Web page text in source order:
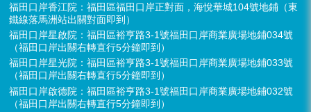
福田口岸香江院：福田區福田口岸正對面，海悅華城104號地鋪（東
鐵線落馬洲站出關對面即到）
福田口岸星啟院：福田區裕亨路3-1號福田口岸商業廣場地鋪034號
（福田口岸出關右轉直行5分鐘即到）
福田口岸星光院：福田區裕亨路3-1號福田口岸商業廣場地鋪033號
（福田口岸出關右轉直行5分鐘即到）
福田口岸啟德院：福田區裕亨路3-1號福田口岸商業廣場地鋪032號
（福田口岸出關右轉直行5分鐘即到）